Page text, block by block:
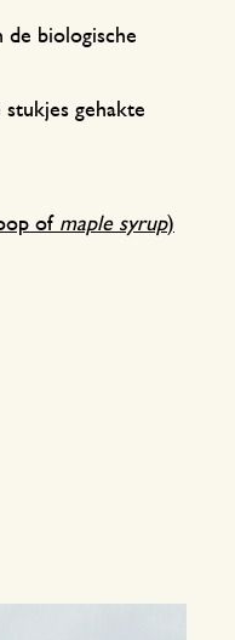
biologische
stukjes gehakte
of maple syrup)